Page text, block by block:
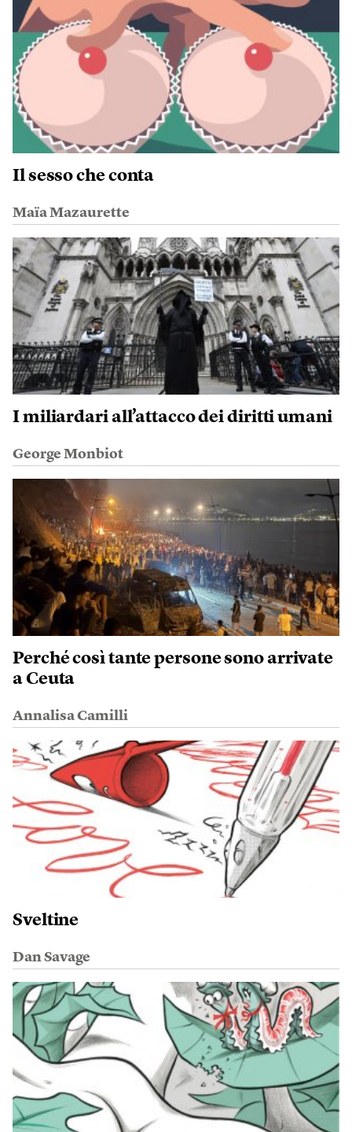
Il sesso che conta
Maïa Mazaurette
I miliardari all’attacco dei diritti umani
George Monbiot
Perché così tante persone sono arrivate
a Ceuta
Annalisa Camilli
Sveltine
Dan Savage